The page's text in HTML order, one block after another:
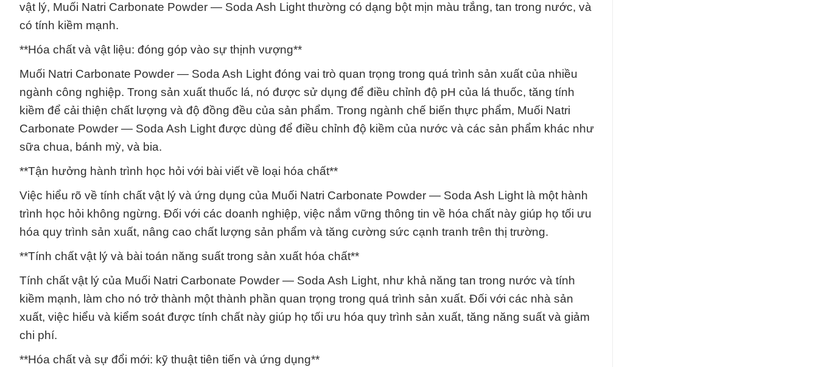
vật lý, Muối Natri Carbonate Powder — Soda Ash Light thường có dạng bột mịn màu trắng, tan trong nước, và
có tính kiềm mạnh.
**Hóa chất và vật liệu: đóng góp vào sự thịnh vượng**
Muối Natri Carbonate Powder — Soda Ash Light đóng vai trò quan trọng trong quá trình sản xuất của nhiều
ngành công nghiệp. Trong sản xuất thuốc lá, nó được sử dụng để điều chỉnh độ pH của lá thuốc, tăng tính
kiềm để cải thiện chất lượng và độ đồng đều của sản phẩm. Trong ngành chế biến thực phẩm, Muối Natri
Carbonate Powder — Soda Ash Light được dùng để điều chỉnh độ kiềm của nước và các sản phẩm khác như
sữa chua, bánh mỳ, và bia.
**Tận hưởng hành trình học hỏi với bài viết về loại hóa chất**
Việc hiểu rõ về tính chất vật lý và ứng dụng của Muối Natri Carbonate Powder — Soda Ash Light là một hành
trình học hỏi không ngừng. Đối với các doanh nghiệp, việc nắm vững thông tin về hóa chất này giúp họ tối ưu
hóa quy trình sản xuất, nâng cao chất lượng sản phẩm và tăng cường sức cạnh tranh trên thị trường.
**Tính chất vật lý và bài toán năng suất trong sản xuất hóa chất**
Tính chất vật lý của Muối Natri Carbonate Powder — Soda Ash Light, như khả năng tan trong nước và tính
kiềm mạnh, làm cho nó trở thành một thành phần quan trọng trong quá trình sản xuất. Đối với các nhà sản
xuất, việc hiểu và kiểm soát được tính chất này giúp họ tối ưu hóa quy trình sản xuất, tăng năng suất và giảm
chi phí.
**Hóa chất và sự đổi mới: kỹ thuật tiên tiến và ứng dụng**